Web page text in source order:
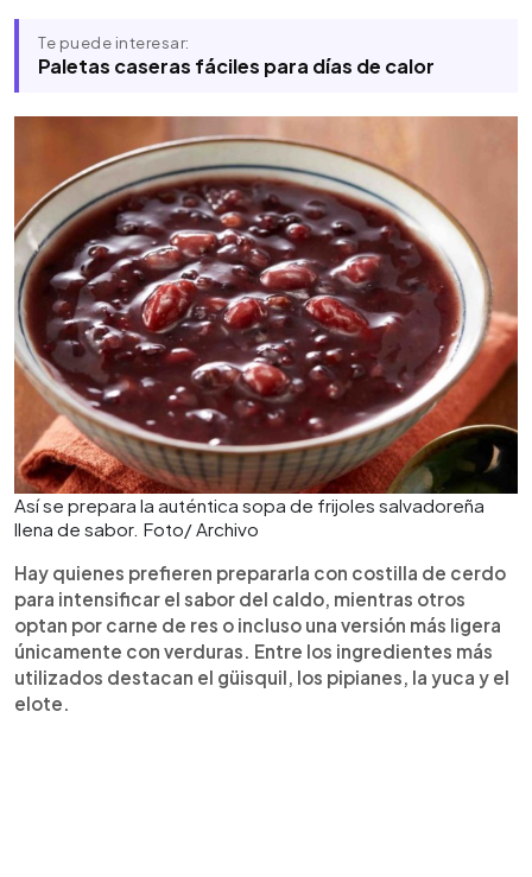
Te puede interesar:
Paletas caseras fáciles para días de calor
Así se prepara la auténtica sopa de frijoles salvadoreña
llena de sabor. Foto/ Archivo
Hay quienes prefieren prepararla con costilla de cerdo
para intensificar el sabor del caldo, mientras otros
optan por carne de res o incluso una versión más ligera
únicamente con verduras. Entre los ingredientes más
utilizados destacan el güisquil, los pipianes, la yuca y el
elote.